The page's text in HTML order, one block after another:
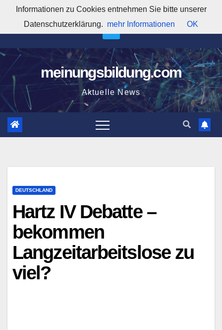
springen
12:16:02 PM
meinungsbildung.com
Aktuelle News
DEUTSCHLAND
Hartz IV Debatte –
bekommen
Langzeitarbeitslose zu
viel?
Informationen zu Cookies entnehmen Sie bitte unserer
Datenschutzerklärung. mehr Informationen OK